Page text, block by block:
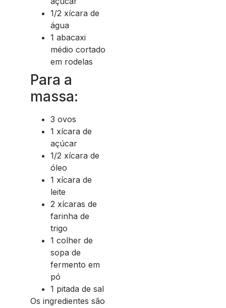
1/2 xícara de
água
1 abacaxi
médio cortado
em rodelas
Para a
massa:
3 ovos
1 xícara de
açúcar
1/2 xícara de
óleo
1 xícara de
leite
2 xícaras de
farinha de
trigo
1 colher de
sopa de
fermento em
pó
1 pitada de sal
Os ingredientes são